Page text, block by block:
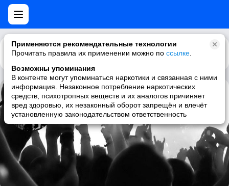
Применяются рекомендательные технологии
Прочитать правила их применении можно по ссылке
Возможны упоминания
В контенте могут упоминаться наркотики и связанная с ними
информация. Незаконное потребление наркотических
средств, психотропных веществ и их аналогов причиняет
вред здоровью, их незаконный оборот запрещён и влечёт
установленную законодательством ответственность
Каталог Рекомендации
Akoma